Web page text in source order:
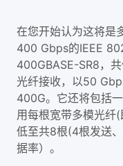
在您开始认为这将是
400 Gbps的IEEE
400GBASE-SR8，
光纤接收，以50
400G。它还将包括
用每根宽带多模光纤
低至共8根(4根发送
据率）。